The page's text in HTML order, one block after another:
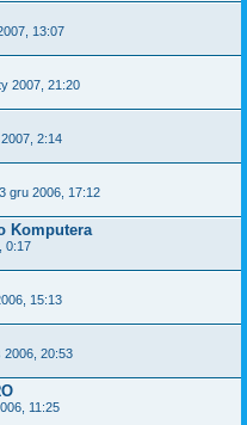
13:07
2007, 21:20
2:14
gru 2006, 17:12
Komputera
0:17
15:13
2006, 20:53
11:25